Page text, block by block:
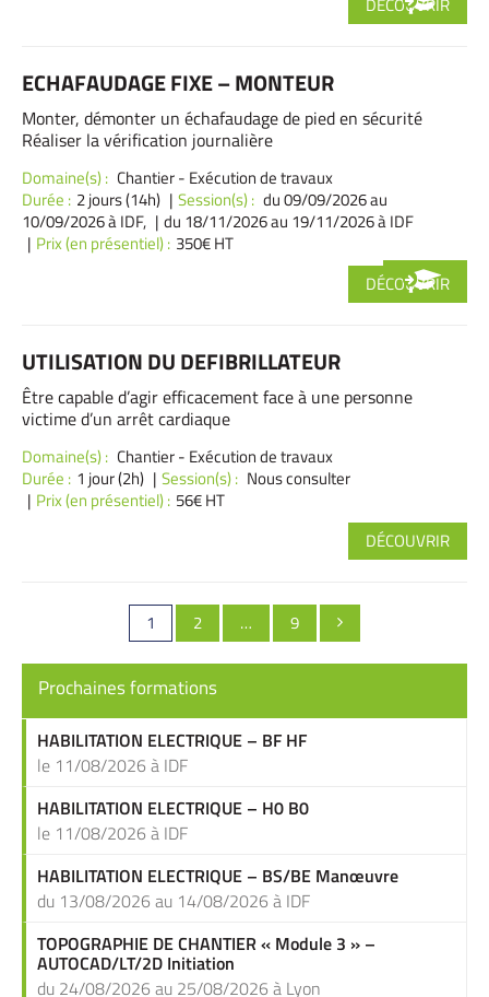
ECHAFAUDAGE FIXE – MONTEUR
Monter, démonter un échafaudage de pied en sécurité
Réaliser la vérification journalière
Domaine(s) : Chantier - Exécution de travaux
Durée : 2 jours (14h) Session(s) : du 09/09/2026au
10/09/2026 à IDF,
du 18/11/2026au 19/11/2026 à IDF
Prix (en présentiel) : 350€ HT
DÉCOUVRIR
UTILISATION DU DEFIBRILLATEUR
Être capable d’agir efficacement face à une personne
victime d’un arrêt cardiaque
Domaine(s) : Chantier - Exécution de travaux
Durée : 1 jour (2h) Session(s) : Nous consulter
Prix (en présentiel) : 56€ HT
DÉCOUVRIR
des
publications
Page
1 PAGE
2 … PAGE
9 
Prochaines formations
HABILITATION ELECTRIQUE – BF HF
le 11/08/2026 à IDF
HABILITATION ELECTRIQUE – H0 B0
le 11/08/2026 à IDF
HABILITATION ELECTRIQUE – BS/BE Manœuvre
du 13/08/2026 au 14/08/2026 à IDF
TOPOGRAPHIE DE CHANTIER « Module 3 » –
AUTOCAD/LT/2D Initiation
du 24/08/2026 au 25/08/2026 à Lyon